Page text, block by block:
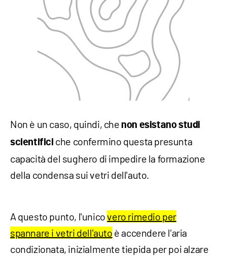
Non è un caso, quindi, che non esistano studi
scientifici che confermino questa presunta
capacità del sughero di impedire la formazione
della condensa sui vetri dell'auto.
A questo punto, l'unicovero rimedio per
spannare i vetri dell'auto è accendere l'aria
condizionata, inizialmente tiepida per poi alzare